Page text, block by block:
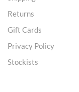
Returns
Gift Cards
Privacy Policy
Stockists